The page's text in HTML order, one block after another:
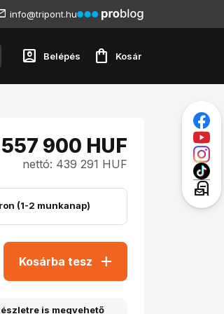
info@tripont.hu
account_box Belépés shopping_bag Kosár
557 900 HUF
nettó: 439 291 HUF
(1-2 munkanap)
Kosárba tesz add
is megvehető
local_post_office